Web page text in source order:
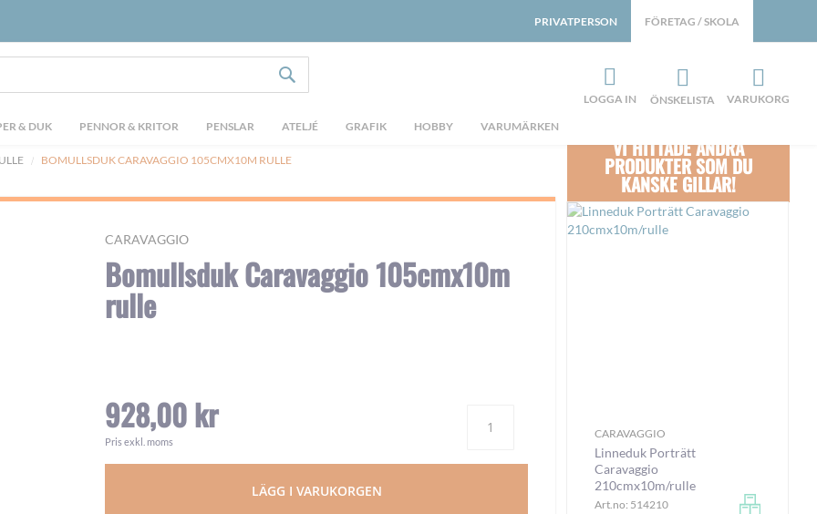
& DUK PENNOR & KRITOR PENSLAR ATELJÉ GRAFIK HOBBY VARUMÄRKEN
FÖRETAG / SKOLA
PRIVATPERSON
LOGGA IN ÖNSKELISTA VARUKORG
BOMULLSDUK CARAVAGGIO 105CMX10M RULLE
CARAVAGGIO
Bomullsduk Caravaggio 105cmx10m
rulle
928,00 kr
Pris exkl. moms
LÄGG I VARUKORGEN
VI HITTADE ANDRA
PRODUKTER SOM DU
KANSKE GILLAR!
CARAVAGGIO
Linneduk Porträtt
Caravaggio
210cmx10m/rulle
Art.no: 514210